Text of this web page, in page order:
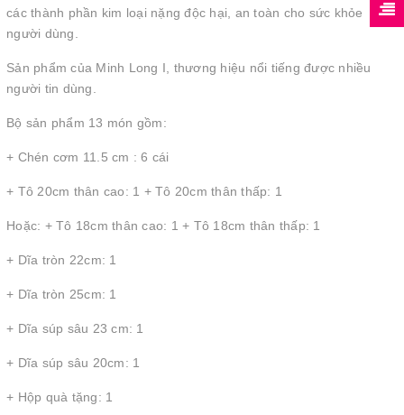
các thành phần kim loại nặng độc hại, an toàn cho sức khỏe
người dùng.
Sản phẩm của Minh Long I, thương hiệu nổi tiếng được nhiều
người tin dùng.
Bộ sản phẩm 13 món gồm:
+ Chén cơm 11.5 cm : 6 cái
+ Tô 20cm thân cao: 1 + Tô 20cm thân thấp: 1
Hoặc: + Tô 18cm thân cao: 1 + Tô 18cm thân thấp: 1
+ Dĩa tròn 22cm: 1
+ Dĩa tròn 25cm: 1
+ Dĩa súp sâu 23 cm: 1
+ Dĩa súp sâu 20cm: 1
+ Hộp quà tặng: 1